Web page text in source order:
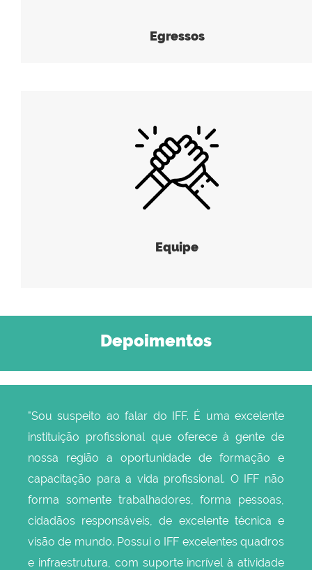
Egressos
Equipe
Depoimentos
"Sou suspeito ao falar do IFF. É uma excelente
instituição profissional que oferece à gente de
nossa região a oportunidade de formação e
capacitação para a vida profissional. O IFF não
forma somente trabalhadores, forma pessoas,
cidadãos responsáveis, de excelente técnica e
visão de mundo. Possui o IFF excelentes quadros
e infraestrutura, com suporte incrível à atividade